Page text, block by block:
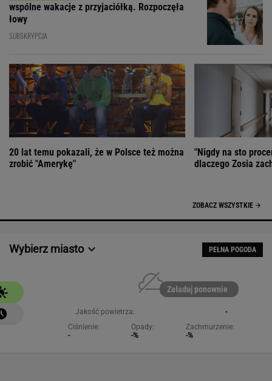
wspólne wakacje z przyjaciółką. Rozpoczęła
łowy
SUBSKRYPCJA
20 lat temu pokazali, że w Polsce też można
zrobić "Amerykę"
"Nigdy na sto
dlaczego Zosia
ZOBACZ WSZYSTKIE
Wybierz miasto PEŁNA POGODA
Załaduj ponownie
Jakość powietrza:
-
Ciśnienie:
-
Opady:
-%
Zachmurzenie:
-%